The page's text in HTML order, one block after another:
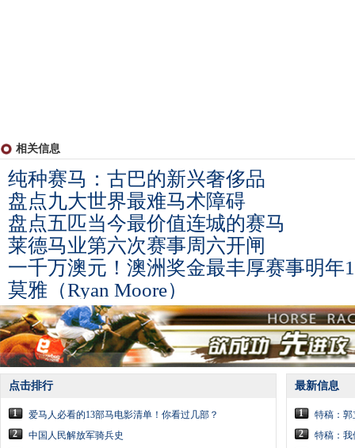
相关信息
纯种赛马：古巴的新兴奢侈品
盘点九大世界最难马术障碍
盘点五匹当今最价值连城的赛马
莱德马业第六次赛事周六开闸
一千万澳元！澳洲奖金最丰厚赛事明年
莫雅（Ryan Moore）
点击排行
1
爱马人必看的13部马电影清单！你看过几部？
2
中国人民解放军骑兵史
最新信息
1
特稿：郭
2
特稿：我